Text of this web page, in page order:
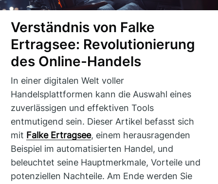
Verständnis von Falke
Ertragsee: Revolutionierung
des Online-Handels
In einer digitalen Welt voller
Handelsplattformen kann die Auswahl eines
zuverlässigen und effektiven Tools
entmutigend sein. Dieser Artikel befasst sich
mit Falke Ertragsee, einem herausragenden
Beispiel im automatisierten Handel, und
beleuchtet seine Hauptmerkmale, Vorteile und
potenziellen Nachteile. Am Ende werden Sie